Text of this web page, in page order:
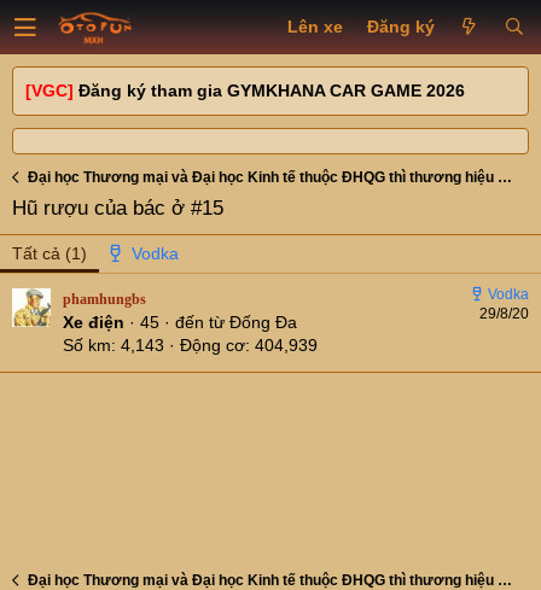
Lên xe Đăng ký
[VGC] Đăng ký tham gia GYMKHANA CAR GAME 2026
Đại học Thương mại và Đại học Kinh tế thuộc ĐHQG thì thương hiệu nào mạnh hơn...
Hũ rượu của bác ở #15
Tất cả (1)
29/8/20
phamhungbs
Xe điện · 45 · đến từ Đống Đa
Số km 4,143 Động cơ 404,939
Đại học Thương mại và Đại học Kinh tế thuộc ĐHQG thì thương hiệu nào mạnh hơn...